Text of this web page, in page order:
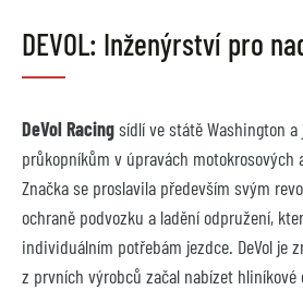
DEVOL: Inženýrství pro
DeVol Racing sídlí ve státě Washington
průkopníkům v úpravách motokrosových
Značka se proslavila především svým
ochraně podvozku a ladění odpružení,
individuálním potřebám jezdce. DeVol je
z prvních výrobců začal nabízet